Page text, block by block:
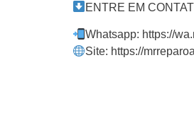
ENTRE EM
Whatsapp: https://
Site: https://